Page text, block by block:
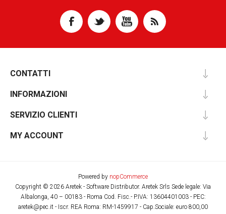
CONTATTI
INFORMAZIONI
SERVIZIO CLIENTI
MY ACCOUNT
Powered by nopCommerce
Copyright © 2026 Aretek - Software Distributor. Aretek Srls Sede legale: Via
Albalonga, 40 – 00183 - Roma Cod. Fisc.- P.IVA: 13604401003 - PEC:
aretek@pec.it - Iscr. REA Roma: RM-1459917 - Cap.Sociale: euro 800,00